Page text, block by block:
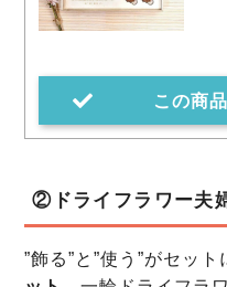
この商
②ドライフラワー夫
”飾る”と”使う”がセット